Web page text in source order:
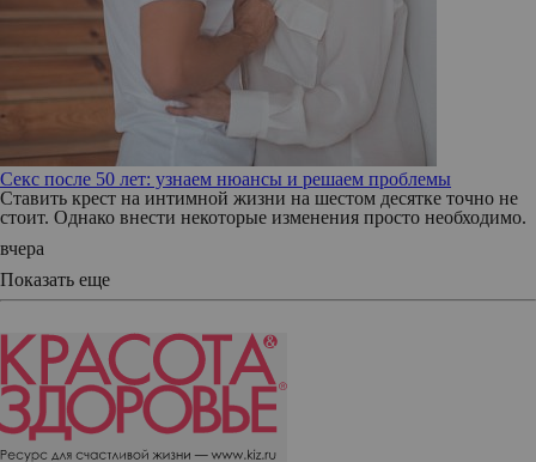
Секс после 50 лет: узнаем нюансы и решаем проблемы
Ставить крест на интимной жизни на шестом десятке точно не
стоит. Однако внести некоторые изменения просто необходимо.
вчера
Показать еще